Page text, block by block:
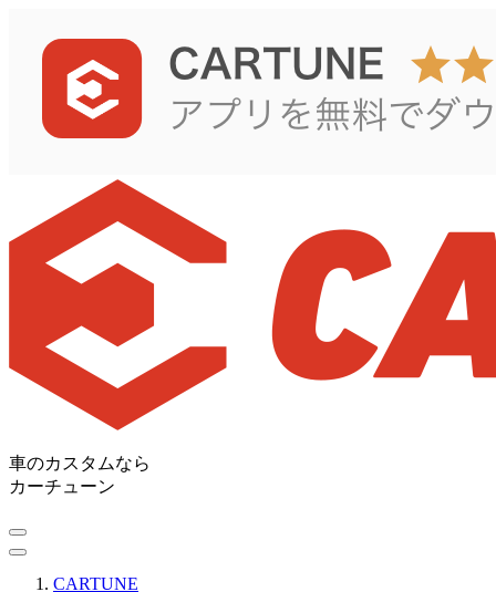
車のカスタムなら
カーチューン
CARTUNE